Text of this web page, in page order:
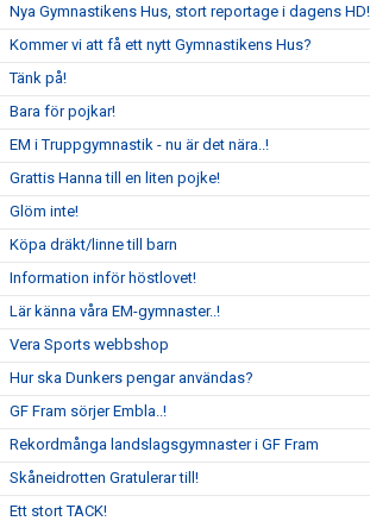
Nya Gymnastikens Hus, stort reportage i dagens HD!
Kommer vi att få ett nytt Gymnastikens Hus?
Tänk på!
Bara för pojkar!
EM i Truppgymnastik - nu är det nära..!
Grattis Hanna till en liten pojke!
Glöm inte!
Köpa dräkt/linne till barn
Information inför höstlovet!
Lär känna våra EM-gymnaster..!
Vera Sports webbshop
Hur ska Dunkers pengar användas?
GF Fram sörjer Embla..!
Rekordmånga landslagsgymnaster i GF Fram
Skåneidrotten Gratulerar till!
Ett stort TACK!